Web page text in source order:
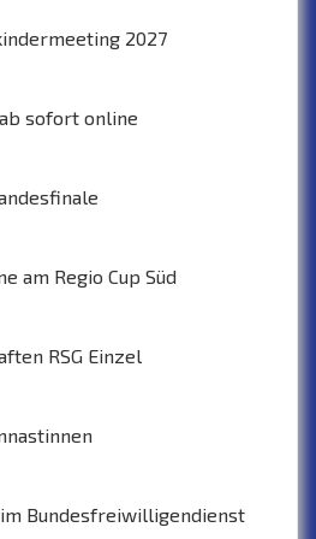
2027
sofort online
am Regio Cup Süd
RSG Einzel
Bundesfreiwilligendienst